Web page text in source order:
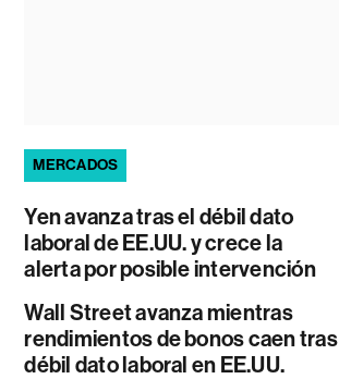
MERCADOS
Yen avanza tras el débil dato
laboral de EE.UU. y crece la
alerta por posible intervención
Wall Street avanza mientras
rendimientos de bonos caen tras
débil dato laboral en EE.UU.